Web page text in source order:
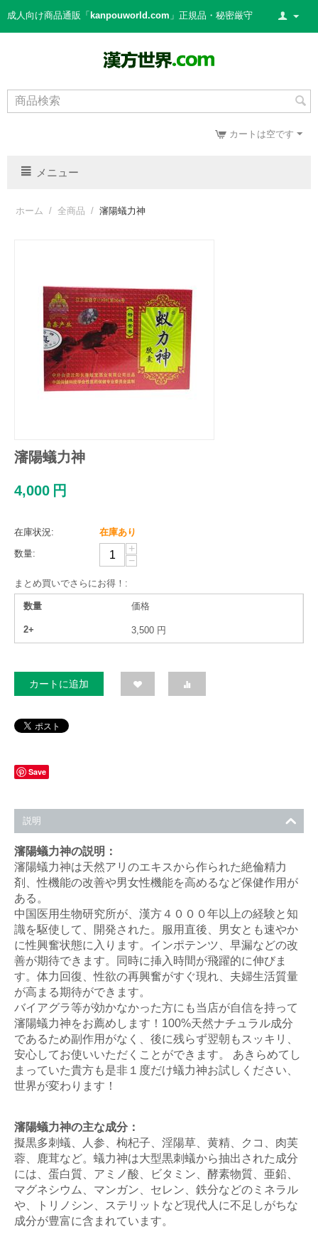
成人向け商品通販「 kanpouworld.com 」正規品・秘密厳守
カートは空です
メニュー
ホーム / 全商品 / 瀋陽蟻力神
瀋陽蟻力神
4,000 円
在庫状況:
在庫あり
数量:
+
−
まとめ買いでさらにお得！:
数量 価格
2+ 3,500 円
カートに追加
Save
説明
瀋陽蟻力神の説明：
瀋陽蟻力神は天然アリのエキスから作られた絶倫精力
剤、性機能の改善や男女性機能を高めるなど保健作用が
ある。
中国医用生物研究所が、漢方４０００年以上の経験と知
識を駆使して、開発された。服用直後、男女とも速やか
に性興奮状態に入ります。インポテンツ、早漏などの改
善が期待できます。同時に挿入時間が飛躍的に伸びま
す。体力回復、性欲の再興奮がすぐ現れ、夫婦生活質量
が高まる期待ができます。
バイアグラ等が効かなかった方にも当店が自信を持って
瀋陽蟻力神をお薦めします！100%天然ナチュラル成分
であるため副作用がなく、後に残らず翌朝もスッキリ、
安心してお使いいただくことができます。 あきらめてし
まっていた貴方も是非１度だけ蟻力神お試しください、
世界が変わります！
瀋陽蟻力神の主な成分：
擬黒多刺蟻、人参、枸杞子、淫陽草、黄精、クコ、肉芙
蓉、鹿茸など。蟻力神は大型黒刺蟻から抽出された成分
には、蛋白質、アミノ酸、ビタミン、酵素物質、亜鉛、
マグネシウム、マンガン、セレン、鉄分などのミネラル
や、トリノシン、ステリットなど現代人に不足しがちな
成分が豊富に含まれています。